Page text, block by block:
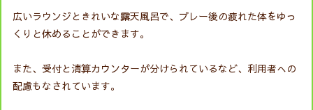
広いラウンジときれいな露天風呂で、プレー後の疲れた体をゆっ
くりと休めることができます。
また、受付と清算カウンターが分けられているなど、利用者への
配慮もなされています。